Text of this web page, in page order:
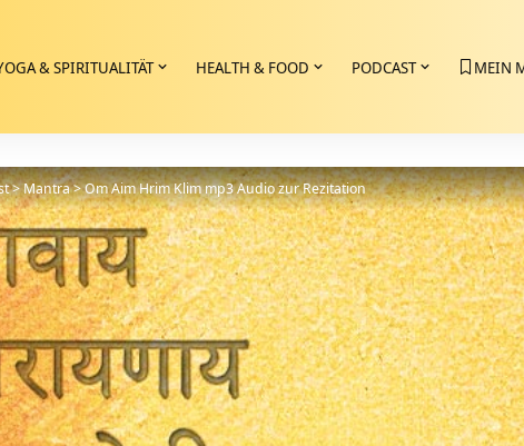
& SPIRITUALITÄT HEALTH & FOOD PODCAST MEIN
>Mantra>Om Aim Hrim Klim mp3 Audio zur Rezitation